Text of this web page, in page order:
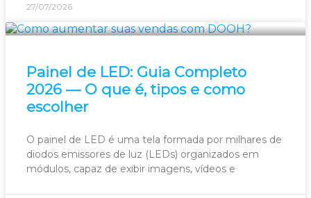
27/07/2026
Painel de LED: Guia Completo
2026 — O que é, tipos e como
escolher
O painel de LED é uma tela formada por milhares de
diodos emissores de luz (LEDs) organizados em
módulos, capaz de exibir imagens, vídeos e